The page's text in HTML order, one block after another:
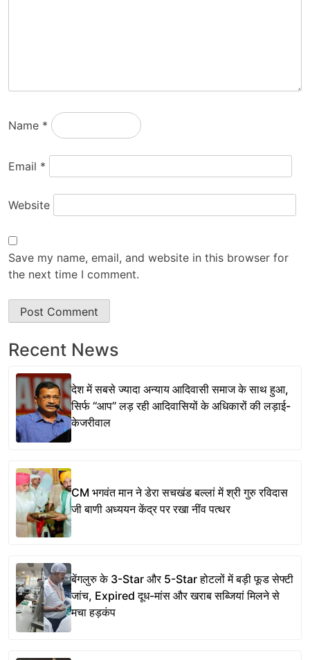
Name *
Email *
Website
Save my name, email, and website in this browser for
the next time I comment.
Recent News
देश में सबसे ज्यादा अन्याय आदिवासी समाज के साथ हुआ,
सिर्फ ‘‘आप’’ लड़ रही आदिवासियों के अधिकारों की लड़ाई-
केजरीवाल
CM भगवंत मान ने डेरा सचखंड बल्लां में श्री गुरु रविदास
जी बाणी अध्ययन केंद्र पर रखा नींव पत्थर
बेंगलुरु के 3-Star और 5-Star होटलों में बड़ी फूड सेफ्टी
जांच, Expired दूध-मांस और खराब सब्जियां मिलने से
मचा हड़कंप